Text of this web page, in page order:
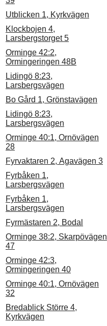
Utblicken 1, Kyrkvägen
Klockbojen 4,
Larsbergstorget 5
Orminge 42:2,
Ormingeringen 48B
Lidingö 8:23,
Larsbergsvägen
Bo Gård 1, Grönstavägen
Lidingö 8:23,
Larsbergsvägen
Orminge 40:1, Ornövägen
28
Fyrvaktaren 2, Agavägen 3
Fyrbåken 1,
Larsbergsvägen
Fyrbåken 1,
Larsbergsvägen
Fyrmästaren 2, Bodal
Orminge 38:2, Skarpövägen
47
Orminge 42:3,
Ormingeringen 40
Orminge 40:1, Ornövägen
32
Bredablick Större 4,
Kyrkvägen